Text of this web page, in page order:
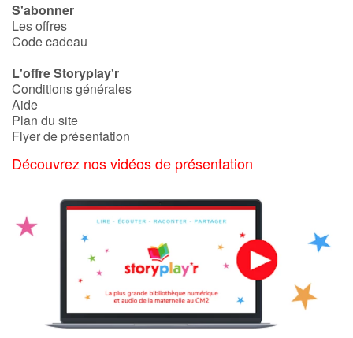
S'abonner
Les offres
Code cadeau
L'offre Storyplay'r
Conditions générales
Aide
Plan du site
Flyer de présentation
Découvrez nos vidéos de présentation